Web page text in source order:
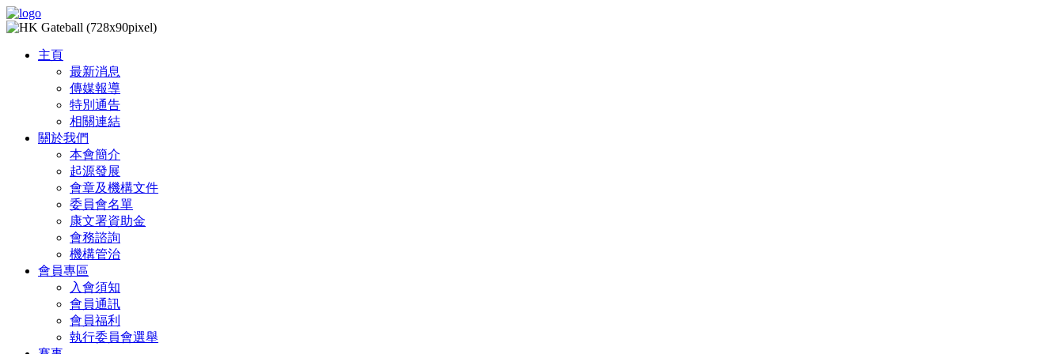
主頁
最新消息
傳媒報導
特別通告
相關連結
關於我們
本會簡介
起源發展
會章及機構文件
委員會名單
康文署資助金
會務諮詢
機構管治
會員專區
入會須知
會員通訊
會員福利
執行委員會選舉